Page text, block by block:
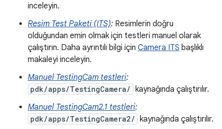
inceleyin.
Resim Test Paketi (ITS): Resimlerin doğru
olduğundan emin olmak için testleri manuel olarak
çalıştırın. Daha ayrıntılı bilgi için Camera ITS başlıklı
makaleyi inceleyin.
Manuel TestingCam testleri:
pdk/apps/TestingCamera/ kaynağında çalıştırılır.
Manuel TestingCam2.1 testleri:
pdk/apps/TestingCamera2/ kaynağında çalıştırılır.